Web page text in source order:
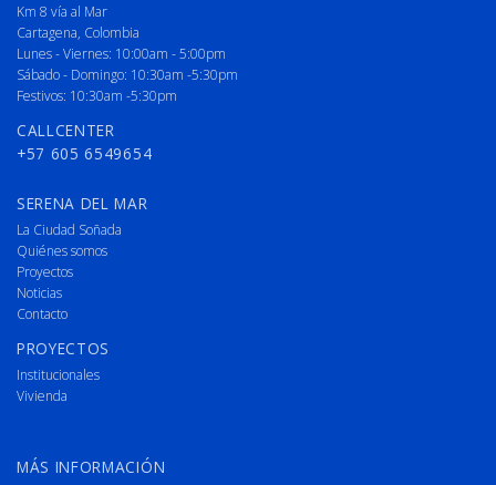
Km 8 vía al Mar
Cartagena, Colombia
Lunes - Viernes: 10:00am - 5:00pm
Sábado - Domingo: 10:30am -5:30pm
Festivos: 10:30am -5:30pm
CALLCENTER
+57 605 6549654
SERENA DEL MAR
La Ciudad Soñada
Quiénes somos
Proyectos
Noticias
Contacto
PROYECTOS
Institucionales
Vivienda
MÁS INFORMACIÓN